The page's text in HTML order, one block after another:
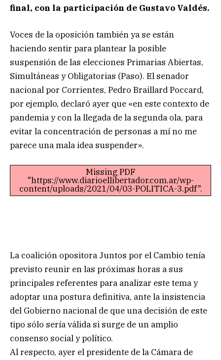
final, con la participación de Gustavo Valdés.
Voces de la oposición también ya se están
haciendo sentir para plantear la posible
suspensión de las elecciones Primarias Abiertas,
Simultáneas y Obligatorias (Paso). El senador
nacional por Corrientes, Pedro Braillard Poccard,
por ejemplo, declaró ayer que «en este contexto de
pandemia y con la llegada de la segunda ola, para
evitar la concentración de personas a mí no me
parece una mala idea suspender».
Missing PDF
"https://www.diarioellibertador.com.ar/wp-
content/uploads/2021/04/03-POLITICA-3.pdf".
La coalición opositora Juntos por el Cambio tenía
previsto reunir en las próximas horas a sus
principales referentes para analizar este tema y
adoptar una postura definitiva, ante la insistencia
del Gobierno nacional de que una decisión de este
tipo sólo sería válida si surge de un amplio
consenso social y político.
Al respecto, ayer el presidente de la Cámara de